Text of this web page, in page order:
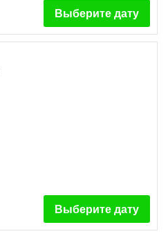
Выберите дату
Выберите дату